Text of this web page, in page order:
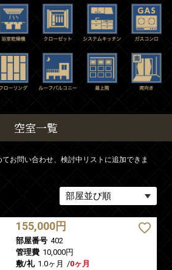
空室一覧
お問い合わせ、検討中リストに追加できま
155,000円
部屋番号 402
管理費 10,000円
敷/礼 1.0ヶ月 /0ヶ月